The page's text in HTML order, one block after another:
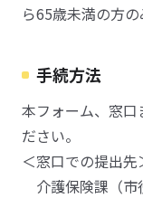
ら65歳未満の方の
手続方法
本フォーム、窓口
ださい。
＜窓口での提出先
介護保険課（市